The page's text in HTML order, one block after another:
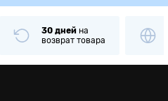
30 дней на
возврат товара